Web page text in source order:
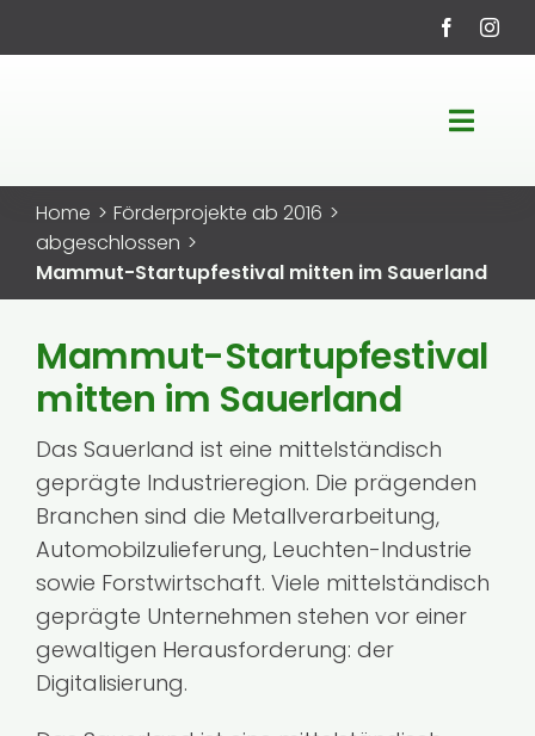
Inhalt
Toggle
Startseite
LEADER-Region
Fördermöglichkeiten
Service
Kontakt
Home
Förderprojekte ab 2016
abgeschlossen
Mammut-Startupfestival mitten im Sauerland
Mammut-Startupfestival
mitten im Sauerland
Das Sauerland ist eine mittelständisch
geprägte Industrieregion. Die prägenden
Branchen sind die Metallverarbeitung,
Automobilzulieferung, Leuchten-Industrie
sowie Forstwirtschaft. Viele mittelständisch
geprägte Unternehmen stehen vor einer
gewaltigen Herausforderung: der
Digitalisierung.